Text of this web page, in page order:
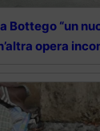
Bottego “un
opera